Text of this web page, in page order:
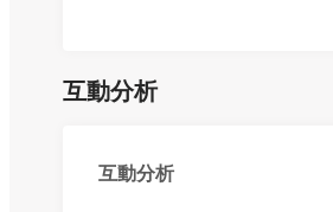
互動分析
互動分析